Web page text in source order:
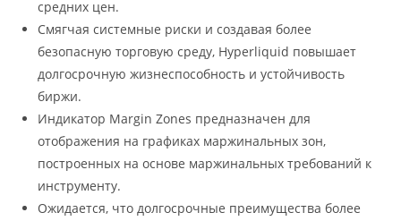
средних цен.
Смягчая системные риски и создавая более
безопасную торговую среду, Hyperliquid повышает
долгосрочную жизнеспособность и устойчивость
биржи.
Индикатор Margin Zones предназначен для
отображения на графиках маржинальных зон,
построенных на основе маржинальных требований к
инструменту.
Ожидается, что долгосрочные преимущества более